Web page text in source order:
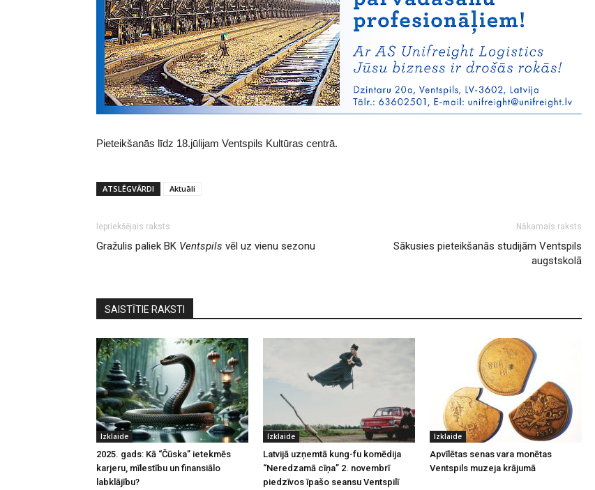
Pieteikšanās līdz 18.jūlijam Ventspils Kultūras centrā.
ATSLĒGVĀRDI Aktuāli
Iepriekšējais raksts
Gražulis paliek BK Ventspils vēl uz vienu sezonu
Nākamais raksts
Sākusies pieteikšanās studijām Ventspils
augstskolā
SAISTĪTIE RAKSTI
Izklaide
2025. gads: Kā “Čūska” ietekmēs
karjeru, mīlestību un finansiālo
labklājību?
Izklaide
Latvijā uzņemtā kung-fu komēdija
“Neredzamā cīņa” 2. novembrī
piedzīvos īpašo seansu Ventspilī
Izklaide
Apvīlētas senas vara monētas
Ventspils muzeja krājumā